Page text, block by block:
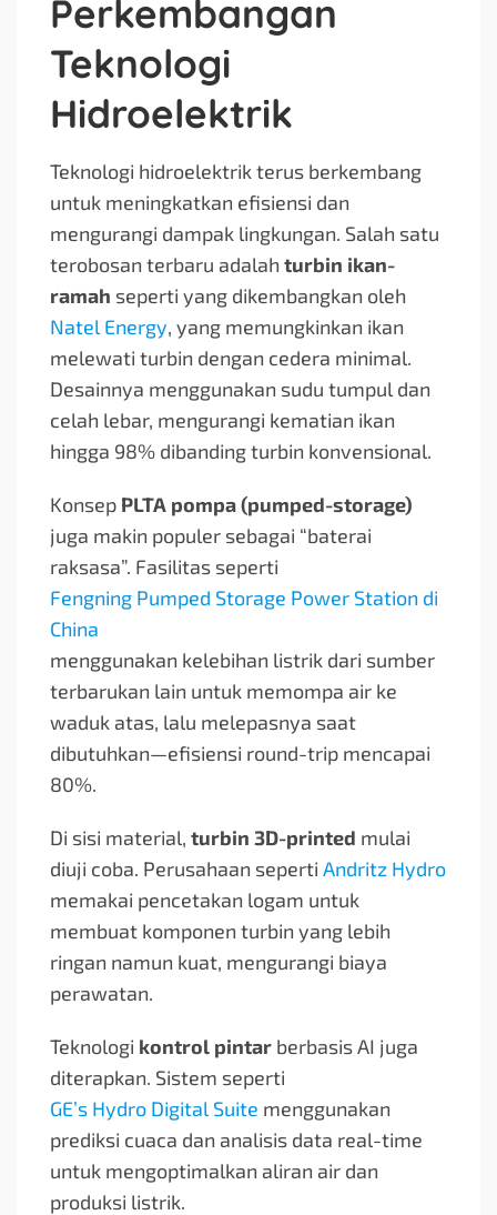
Perkembangan
Teknologi
Hidroelektrik
Teknologi hidroelektrik terus berkembang
untuk meningkatkan efisiensi dan
mengurangi dampak lingkungan. Salah satu
terobosan terbaru adalah turbin ikan-
ramah seperti yang dikembangkan oleh
Natel Energy, yang memungkinkan ikan
melewati turbin dengan cedera minimal.
Desainnya menggunakan sudu tumpul dan
celah lebar, mengurangi kematian ikan
hingga 98% dibanding turbin konvensional.
Konsep PLTA pompa (pumped-storage)
juga makin populer sebagai “baterai
raksasa”. Fasilitas seperti
Fengning Pumped Storage Power Station di
China
menggunakan kelebihan listrik dari sumber
terbarukan lain untuk memompa air ke
waduk atas, lalu melepasnya saat
dibutuhkan—efisiensi round-trip mencapai
80%.
Di sisi material, turbin 3D-printed mulai
diuji coba. Perusahaan seperti Andritz Hydro
memakai pencetakan logam untuk
membuat komponen turbin yang lebih
ringan namun kuat, mengurangi biaya
perawatan.
Teknologi kontrol pintar berbasis AI juga
diterapkan. Sistem seperti
GE’s Hydro Digital Suite menggunakan
prediksi cuaca dan analisis data real-time
untuk mengoptimalkan aliran air dan
produksi listrik.